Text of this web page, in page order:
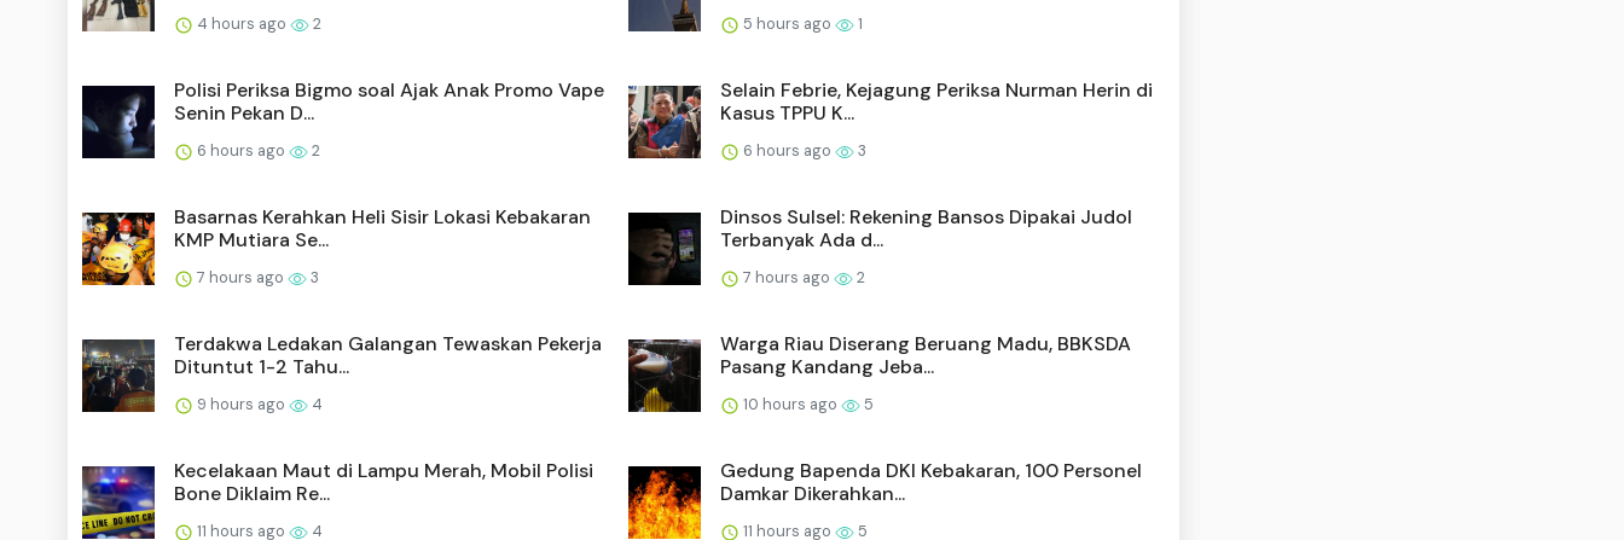
4 hours ago 2 5 hours ago 1
Polisi Periksa Bigmo soal Ajak Anak Promo Vape
Senin Pekan D...
6 hours ago 2
Selain Febrie, Kejagung Periksa Nurman Herin di
Kasus TPPU K...
6 hours ago 3
Basarnas Kerahkan Heli Sisir Lokasi Kebakaran
KMP Mutiara Se...
7 hours ago 3
Dinsos Sulsel: Rekening Bansos Dipakai Judol
Terbanyak Ada d...
7 hours ago 2
Terdakwa Ledakan Galangan Tewaskan Pekerja
Dituntut 1-2 Tahu...
9 hours ago 4
Warga Riau Diserang Beruang Madu, BBKSDA
Pasang Kandang Jeba...
10 hours ago 5
Kecelakaan Maut di Lampu Merah, Mobil Polisi
Bone Diklaim Re...
11 hours ago 4
Gedung Bapenda DKI Kebakaran, 100 Personel
Damkar Dikerahkan...
11 hours ago 5